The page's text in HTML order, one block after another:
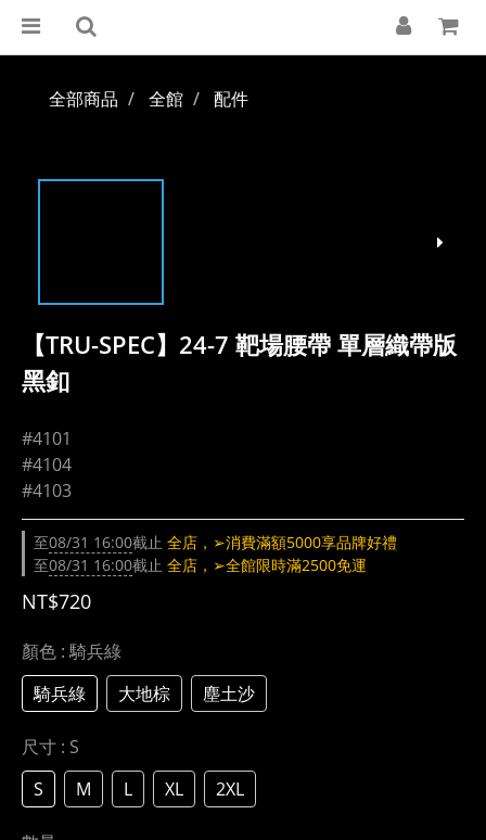
全部商品 全館 配件
【TRU-SPEC】24-7 靶場腰帶 單層織帶版
黑釦
#4101
#4104
#4103
至08/31 16:00截止 全店，➢消費滿額5000享品牌好禮
至08/31 16:00截止 全店，➢全館限時滿2500免運
NT$720
顏色 : 騎兵綠
騎兵綠
大地棕 塵土沙
尺寸 : S
S
M L XL 2XL